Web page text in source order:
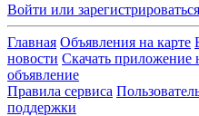
Войти или зарегистрироваться
Главная Объявления на карте
новости Скачать приложение
объявление
Правила сервиса
поддержки